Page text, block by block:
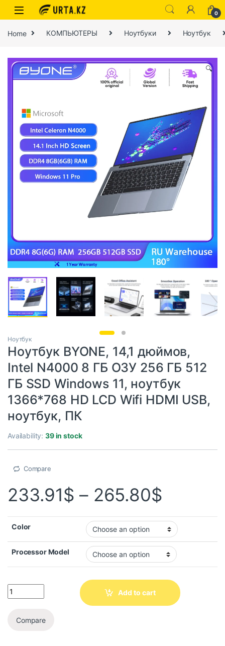
0
Home КОМПЬЮТЕРЫ Ноутбуки Ноутбук
🔍
Ноутбук
Ноутбук BYONE, 14,1 дюймов,
Intel N4000 8 ГБ ОЗУ 256 ГБ 512
ГБ SSD Windows 11, ноутбук
1366*768 HD LCD Wifi HDMI USB,
ноутбук, ПК
Availability:39 in stock
Compare
233.91$ – 265.80$
Color
Processor Model
Add to cart
Compare